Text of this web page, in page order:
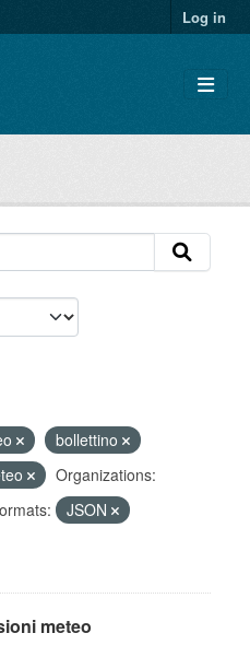
Log in
bollettino
Organizations:
JSON
meteo